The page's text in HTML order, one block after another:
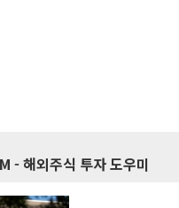
- 해외주식 투자 도우미